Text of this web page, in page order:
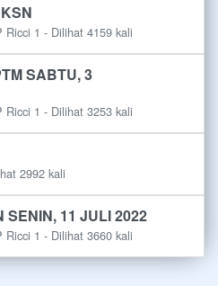
1 - Dilihat 4159 kali
SABTU, 3
1 - Dilihat 3253 kali
2992 kali
11 JULI 2022
1 - Dilihat 3660 kali